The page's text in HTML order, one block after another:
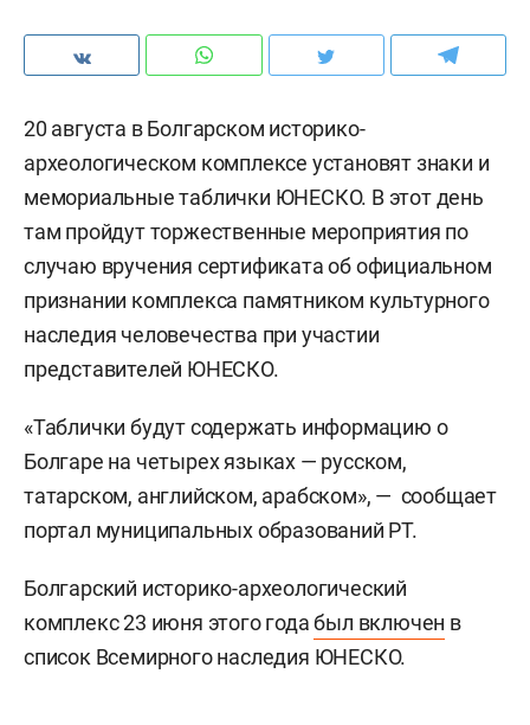
20 августа в Болгарском историко-
археологическом комплексе установят знаки и
мемориальные таблички ЮНЕСКО. В этот день
там пройдут торжественные мероприятия по
случаю вручения сертификата об официальном
признании комплекса памятником культурного
наследия человечества при участии
представителей ЮНЕСКО.
«Таблички будут содержать информацию о
Болгаре на четырех языках — русском,
татарском, английском, арабском», — сообщает
портал муниципальных образований РТ.
Болгарский историко-археологический
комплекс 23 июня этого годабыл включен в
список Всемирного наследия ЮНЕСКО.